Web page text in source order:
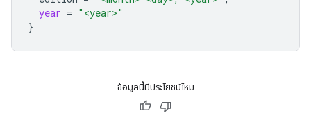
year = "<year>"
}
ข้อมูลนี้มีประโยชน์ไหม